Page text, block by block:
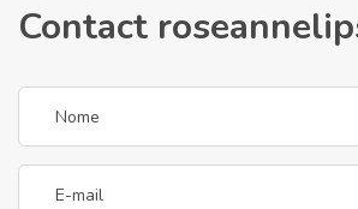
Contact